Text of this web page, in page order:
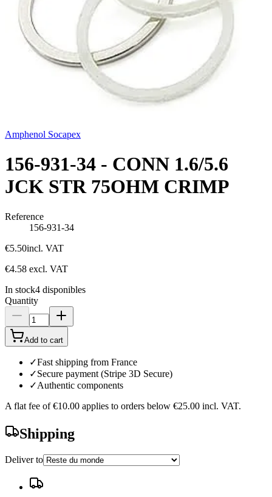
Amphenol Socapex
156-931-34 - CONN 1.6/5.6
JCK STR 75OHM CRIMP
Reference
156-931-34
€5.50incl. VAT
€4.58 excl. VAT
In stock4 disponibles
Quantity
Add to cart
✓Fast shipping from France
✓Secure payment (Stripe 3D Secure)
✓Authentic components
A flat fee of €10.00 applies to orders below €25.00 incl. VAT.
Shipping
Deliver to